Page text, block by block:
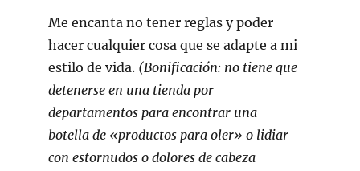
Me encanta no tener reglas y poder
hacer cualquier cosa que se adapte a mi
estilo de vida. (Bonificación: no tiene que
detenerse en una tienda por
departamentos para encontrar una
botella de «productos para oler» o lidiar
con estornudos o dolores de cabeza